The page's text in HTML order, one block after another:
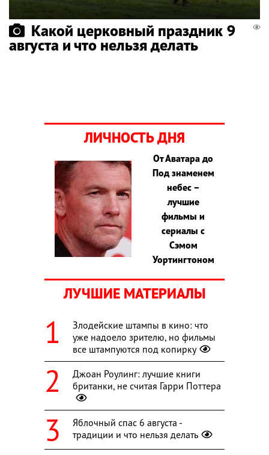
Какой церковный праздник 9
августа и что нельзя делать
ЛИЧНОСТЬ ДНЯ
От Аватара до
Под знаменем
небес –
лучшие
фильмы и
сериалы с
Сэмом
Уортингтоном
ЛУЧШИЕ МАТЕРИАЛЫ
Злодейские штампы в кино: что
уже надоело зрителю, но фильмы
все штампуются под копирку
Джоан Роулинг: лучшие книги
британки, не считая Гарри Поттера
Яблочный спас 6 августа -
традиции и что нельзя делать